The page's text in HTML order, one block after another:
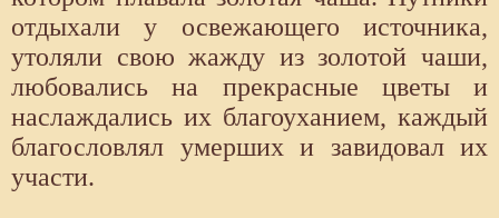
отдыхали у освежающего источника,
утоляли свою жажду из золотой чаши,
любовались на прекрасные цветы и
наслаждались их благоуханием, каждый
благословлял умерших и завидовал их
участи.